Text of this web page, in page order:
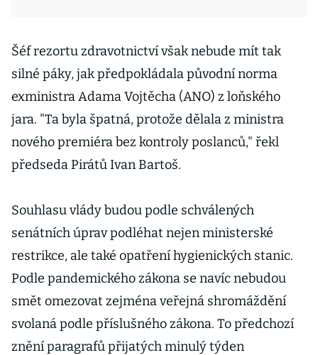
Šéf rezortu zdravotnictví však nebude mít tak
silné páky, jak předpokládala původní norma
exministra Adama Vojtěcha (ANO) z loňského
jara. "Ta byla špatná, protože dělala z ministra
nového premiéra bez kontroly poslanců," řekl
předseda Pirátů Ivan Bartoš.
Souhlasu vlády budou podle schválených
senátních úprav podléhat nejen ministerské
restrikce, ale také opatření hygienických stanic.
Podle pandemického zákona se navíc nebudou
smět omezovat zejména veřejná shromáždění
svolaná podle příslušného zákona. To předchozí
znění paragrafů přijatých minulý týden